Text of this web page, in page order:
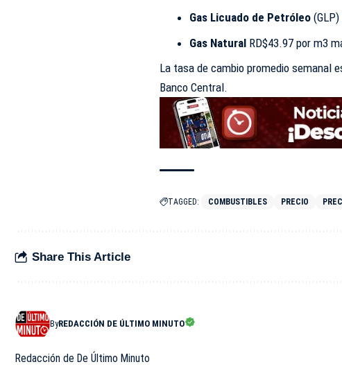
Gas Licuado de Petróleo(GLP)
Gas NaturalRD$43.97 por m3
La tasa de cambio promedio semanal
Banco Central.
TAGGED: COMBUSTIBLES PRECIO
Share This Article
ByREDACCIÓN DE ÚLTIMO MINUTO
Redacción de De Último Minuto